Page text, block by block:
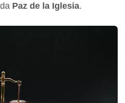
Paz de la Iglesia.